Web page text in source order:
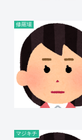
修羅場
マジキチ